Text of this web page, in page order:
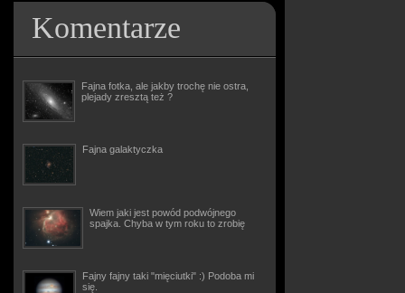
Komentarze
Fajna fotka, ale jakby trochę nie ostra,
plejady zresztą też ?
Fajna galaktyczka
Wiem jaki jest powód podwójnego
spajka. Chyba w tym roku to zrobię
Fajny fajny taki "mięciutki" :) Podoba mi
się.